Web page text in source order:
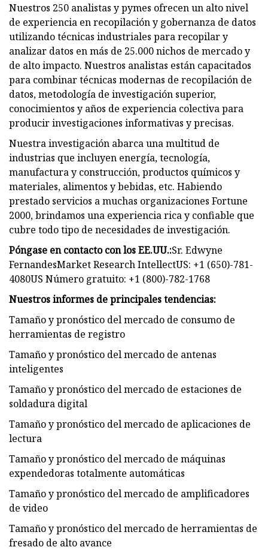
Nuestros 250 analistas y pymes ofrecen un alto nivel
de experiencia en recopilación y gobernanza de datos
utilizando técnicas industriales para recopilar y
analizar datos en más de 25.000 nichos de mercado y
de alto impacto. Nuestros analistas están capacitados
para combinar técnicas modernas de recopilación de
datos, metodología de investigación superior,
conocimientos y años de experiencia colectiva para
producir investigaciones informativas y precisas.
Nuestra investigación abarca una multitud de
industrias que incluyen energía, tecnología,
manufactura y construcción, productos químicos y
materiales, alimentos y bebidas, etc. Habiendo
prestado servicios a muchas organizaciones Fortune
2000, brindamos una experiencia rica y confiable que
cubre todo tipo de necesidades de investigación.
Póngase en contacto con los EE.UU.:Sr. Edwyne
FernandesMarket Research IntellectUS: +1 (650)-781-
4080US Número gratuito: +1 (800)-782-1768
Nuestros informes de principales tendencias:
Tamaño y pronóstico del mercado de consumo de
herramientas de registro
Tamaño y pronóstico del mercado de antenas
inteligentes
Tamaño y pronóstico del mercado de estaciones de
soldadura digital
Tamaño y pronóstico del mercado de aplicaciones de
lectura
Tamaño y pronóstico del mercado de máquinas
expendedoras totalmente automáticas
Tamaño y pronóstico del mercado de amplificadores
de video
Tamaño y pronóstico del mercado de herramientas de
fresado de alto avance